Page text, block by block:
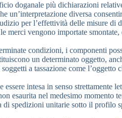
doganale più dichiarazioni
un’interpretazione diversa
per l’effettività delle misure di
vengono importate
condizioni, i componenti
un determinato oggetto,
a tassazione come
intesa in senso strettamente
esaurita nel medesimo momento
spedizioni unitarie sotto il profilo